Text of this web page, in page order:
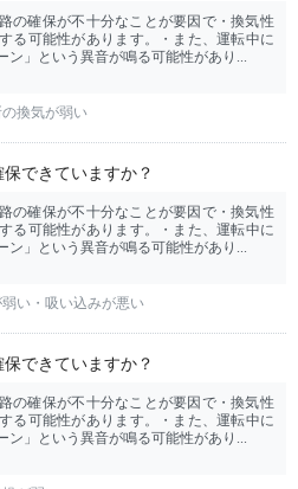
の確保が不十分なことが要因で・換気性
る可能性があります。・また、運転中に
ン」という異音が鳴る可能性があり...
換気が弱い
できていますか？
の確保が不十分なことが要因で・換気性
る可能性があります。・また、運転中に
ン」という異音が鳴る可能性があり...
い・吸い込みが悪い
できていますか？
の確保が不十分なことが要因で・換気性
る可能性があります。・また、運転中に
ン」という異音が鳴る可能性があり...